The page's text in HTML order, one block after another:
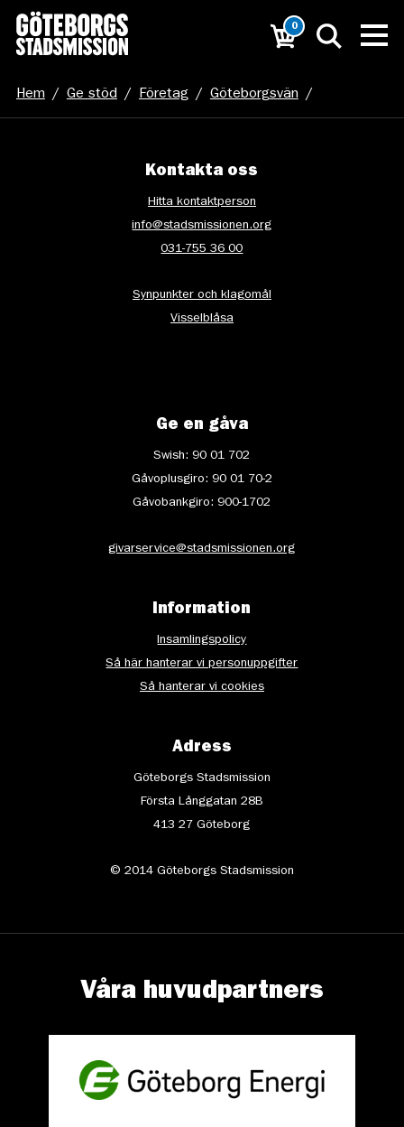
0
Hem / Ge stöd / Företag / Göteborgsvän /
Kontakta oss
Hitta kontaktperson
info@stadsmissionen.org
031-755 36 00
Synpunkter och klagomål
Visselblåsa
Ge en gåva
Swish: 90 01 702
Gåvoplusgiro: 90 01 70-2
Gåvobankgiro: 900-1702
givarservice@stadsmissionen.org
Information
Insamlingspolicy
Så här hanterar vi personuppgifter
Så hanterar vi cookies
Adress
Göteborgs Stadsmission
Första Långgatan 28B
413 27 Göteborg
© 2014 Göteborgs Stadsmission
Våra huvudpartners